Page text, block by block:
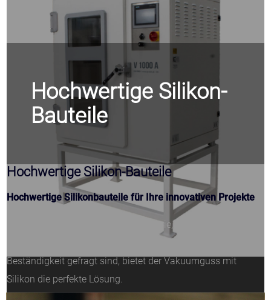
Hochwertige Silikon-
Bauteile
Hochwertige Silikon-Bauteile
Hochwertige Silikonbauteile für Ihre innovativen Projekte
Ob Medizintechnik, Automobilindustrie, Luft- und Raumfahrt
Beständigkeit gefragt sind, bietet der Vakuumguss mit
Silikon die perfekte Lösung.